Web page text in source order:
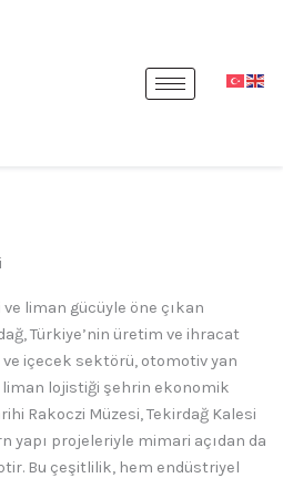
liman gücüyle öne çıkan
Türkiye’nin üretim ve ihracat
ve içecek sektörü, otomotiv yan
liman lojistiği şehrin ekonomik
Rakoczi Müzesi, Tekirdağ Kalesi
yapı projeleriyle mimari açıdan da
Bu çeşitlilik, hem endüstriyel